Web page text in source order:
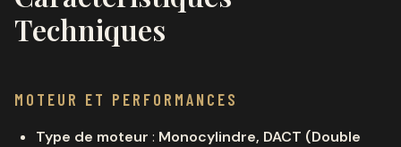
Techniques
MOTEUR ET PERFORMANCES
Type de moteur : Monocylindre, DACT (Double